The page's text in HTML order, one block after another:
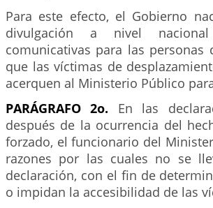
Para este efecto, el Gobierno
divulgación a nivel
comunicativas para las
que las víctimas de
acerquen al Ministerio Público
PARÁGRAFO 2o. En las
después de la ocurrencia del
forzado, el funcionario del
razones por las cuales no se
declaración, con el fin de
o impidan la accesibilidad de las